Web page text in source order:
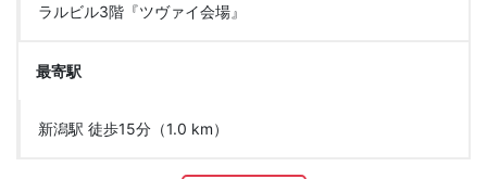
ラルビル3階『ツヴァイ会場』
最寄駅
新潟駅 徒歩15分（1.0 km）